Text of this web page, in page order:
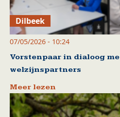
Dilbeek
07/05/2026 - 10:24
Vorstenpaar in dialoog
welzijnspartners
Meer lezen